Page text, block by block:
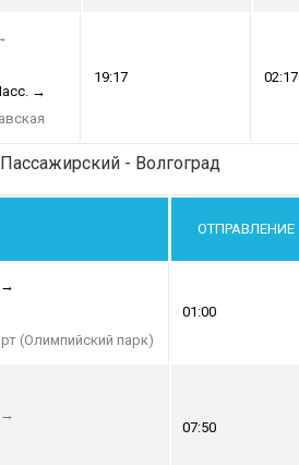
→
19:17 02:17
- Волгоград
ОТПРАВЛЕНИЕ
→
(Олимпийский парк)
01:00
→
07:50